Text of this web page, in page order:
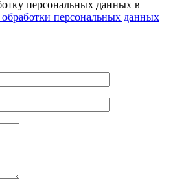
персональных данных в
персональных данных